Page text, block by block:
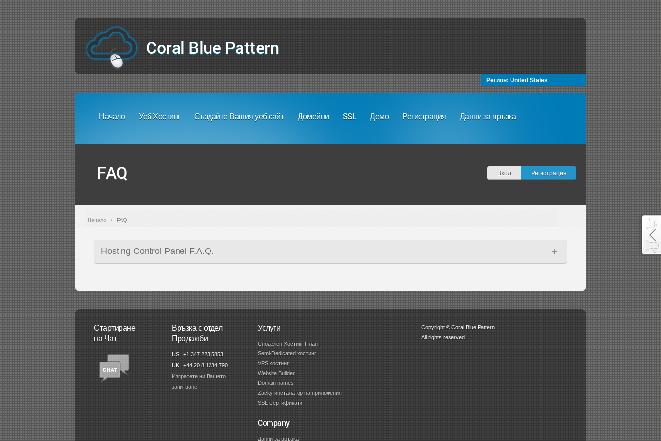
Coral Blue Pattern
Регион: United States
Начало Уеб Хостинг Създайте Вашия уеб сайт Домейни SSL Демо Регистрация Данни за връзка
FAQ Вход Регистрация
Начало / FAQ
Hosting Control Panel F.A.Q.
Стартиране
на Чат
Връзка с отдел
Продажби
US : +1 347 223 5853
UK : +44 20 8 1234 790
Изпратете ни Вашето
запитване
Услуги
Споделен Хостинг План
Semi-Dedicated хостинг
VPS хостинг
Website Builder
Domain names
Zacky инсталатор на приложения
SSL Сертификати
Company
Данни за връзка
Copyright © Coral Blue Pattern.
All rights reserved.